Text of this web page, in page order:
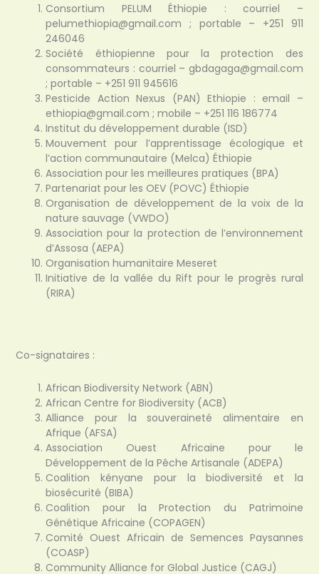
Consortium PELUM Éthiopie : courriel –
pelumethiopia@gmail.com ; portable – +251 911
246046
Société éthiopienne pour la protection des
consommateurs : courriel – gbdagaga@gmail.com
; portable – +251 911 945616
Pesticide Action Nexus (PAN) Ethiopie : email –
ethiopia@gmail.com ; mobile – +251 116 186774
Institut du développement durable (ISD)
Mouvement pour l’apprentissage écologique et
l’action communautaire (Melca) Éthiopie
Association pour les meilleures pratiques (BPA)
Partenariat pour les OEV (POVC) Éthiopie
Organisation de développement de la voix de la
nature sauvage (VWDO)
Association pour la protection de l’environnement
d’Assosa (AEPA)
Organisation humanitaire Meseret
Initiative de la vallée du Rift pour le progrès rural
(RIRA)
Co-signataires :
African Biodiversity Network (ABN)
African Centre for Biodiversity (ACB)
Alliance pour la souveraineté alimentaire en
Afrique (AFSA)
Association Ouest Africaine pour le
Développement de la Pêche Artisanale (ADEPA)
Coalition kényane pour la biodiversité et la
biosécurité (BIBA)
Coalition pour la Protection du Patrimoine
Génétique Africaine (COPAGEN)
Comité Ouest Africain de Semences Paysannes
(COASP)
Community Alliance for Global Justice (CAGJ)